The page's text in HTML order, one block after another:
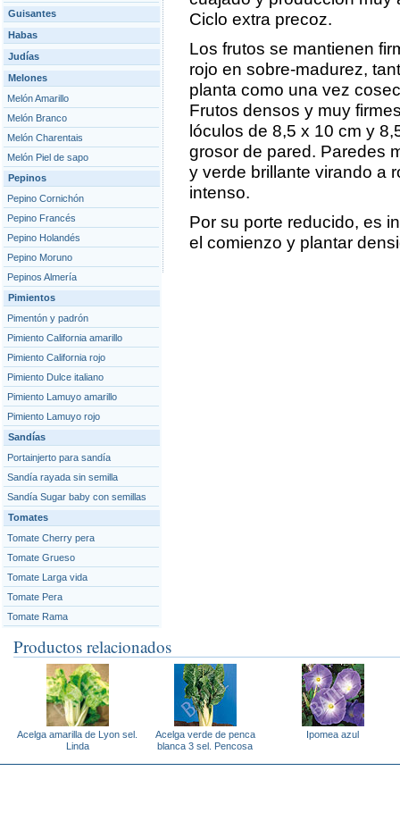
Guisantes
Habas
Judías
Melones
Melón Amarillo
Melón Branco
Melón Charentais
Melón Piel de sapo
Pepinos
Pepino Cornichón
Pepino Francés
Pepino Holandés
Pepino Moruno
Pepinos Almería
Pimientos
Pimentón y padrón
Pimiento California amarillo
Pimiento California rojo
Pimiento Dulce italiano
Pimiento Lamuyo amarillo
Pimiento Lamuyo rojo
Sandías
Portainjerto para sandía
Sandía rayada sin semilla
Sandía Sugar baby con semillas
Tomates
Tomate Cherry pera
Tomate Grueso
Tomate Larga vida
Tomate Pera
Tomate Rama
Ciclo extra precoz.
Los frutos se mantienen
rojo en sobre-madurez,
planta como una vez
Frutos densos y muy
lóculos de 8,5 x 10 cm y
grosor de pared. Paredes
y verde brillante virando a
intenso.
Por su porte reducido, es
el comienzo y plantar
Productos relacionados
Acelga amarilla de Lyon sel.
Linda
Acelga verde de penca
blanca 3 sel. Pencosa
Ipomea azul